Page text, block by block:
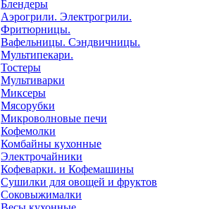
Блендеры
Аэрогрили. Электрогрили.
Фритюрницы.
Вафельницы. Сэндвичницы.
Мультипекари.
Тостеры
Мультиварки
Миксеры
Мясорубки
Микроволновые печи
Кофемолки
Комбайны кухонные
Электрочайники
Кофеварки. и Кофемашины
Сушилки для овощей и фруктов
Соковыжималки